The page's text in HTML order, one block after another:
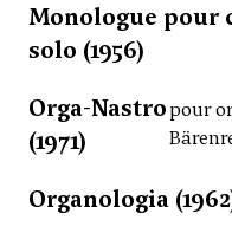
Monologue pour
solo (1956)
Orga-Nastro
(1971)
pour
Organologia